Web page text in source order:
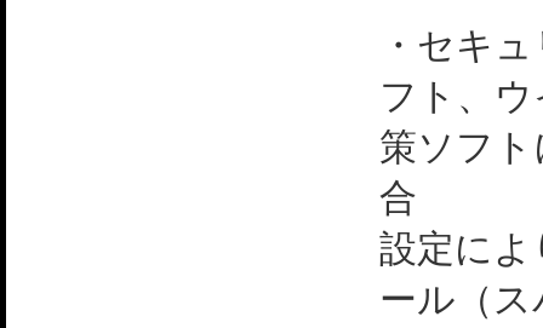
・セキ
フト、
策ソフ
合
設定に
ール（